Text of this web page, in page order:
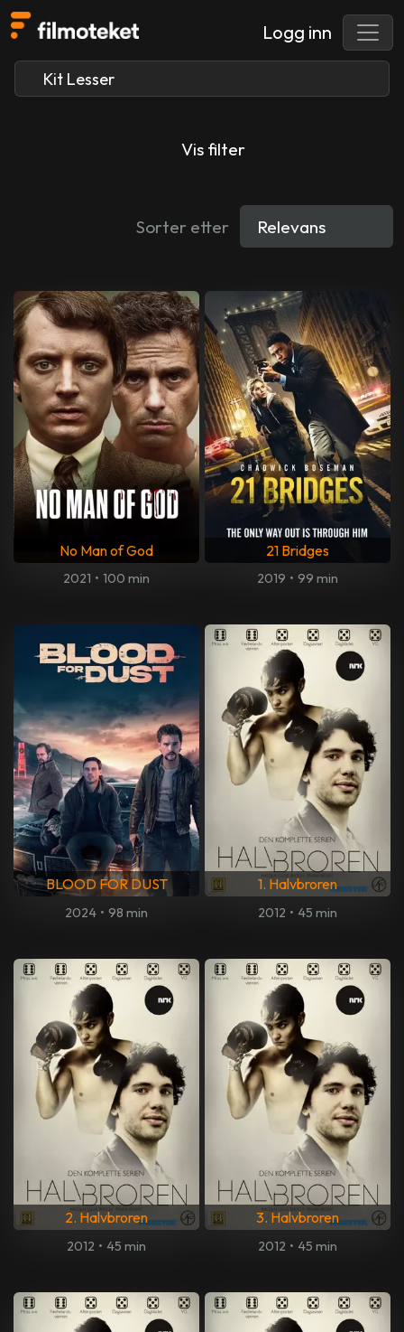
Logg inn
Vis filter
Sorter etter
No Man of God
2021 • 100 min
21 Bridges
2019 • 99 min
BLOOD FOR DUST
2024 • 98 min
1. Halvbroren
2012 • 45 min
2. Halvbroren
2012 • 45 min
3. Halvbroren
2012 • 45 min